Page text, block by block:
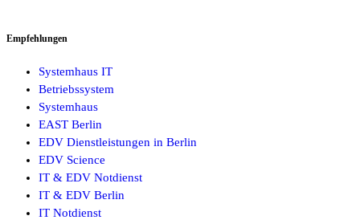
Empfehlungen
Systemhaus IT
Betriebssystem
Systemhaus
EAST Berlin
EDV Dienstleistungen in Berlin
EDV Science
IT & EDV Notdienst
IT & EDV Berlin
IT Notdienst